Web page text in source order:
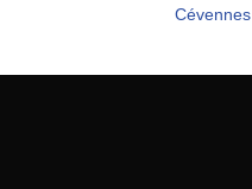
Cévennes